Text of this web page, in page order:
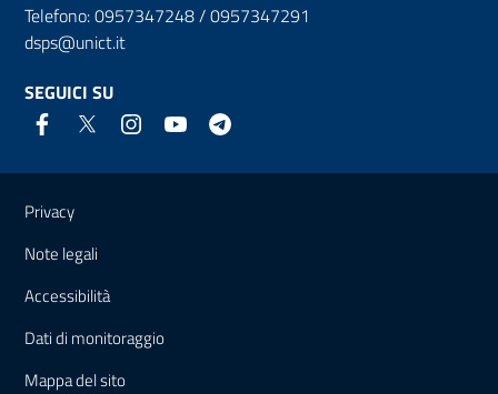
Telefono: 0957347248 / 0957347291
dsps@unict.it
SEGUICI SU
Link e informazioni utili
Privacy
Note legali
Accessibilità
Dati di monitoraggio
Mappa del sito